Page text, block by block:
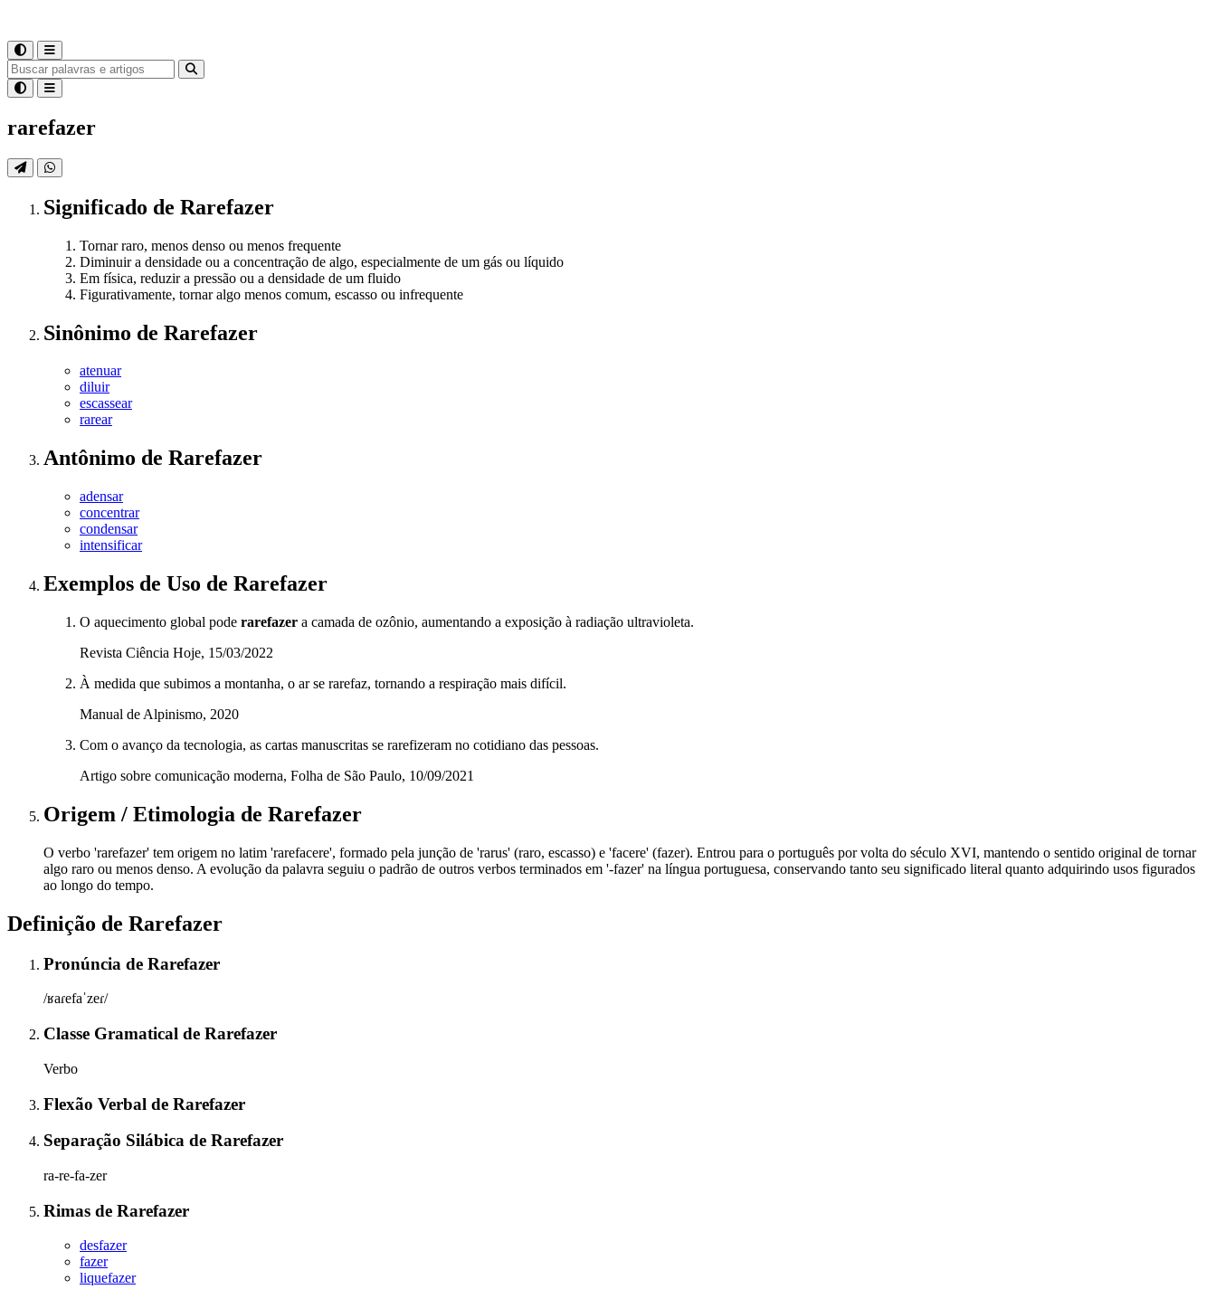
rarefazer
Significado de Rarefazer
Tornar raro, menos denso ou menos frequente
Diminuir a densidade ou a concentração de algo, especialmente de um gás ou líquido
Em física, reduzir a pressão ou a densidade de um fluido
Figurativamente, tornar algo menos comum, escasso ou infrequente
Sinônimo de Rarefazer
atenuar
diluir
escassear
rarear
Antônimo de Rarefazer
adensar
concentrar
condensar
intensificar
Exemplos de Uso de Rarefazer
O aquecimento global pode rarefazer a camada de ozônio, aumentando a exposição à radiação ultravioleta.
Revista Ciência Hoje, 15/03/2022
À medida que subimos a montanha, o ar se rarefaz, tornando a respiração mais difícil.
Manual de Alpinismo, 2020
Com o avanço da tecnologia, as cartas manuscritas se rarefizeram no cotidiano das pessoas.
Artigo sobre comunicação moderna, Folha de São Paulo, 10/09/2021
Origem / Etimologia de Rarefazer
O verbo 'rarefazer' tem origem no latim 'rarefacere', formado pela junção de 'rarus' (raro, escasso) e 'facere' (fazer). Entrou para o português por volta do século XVI, mantendo o sentido original de tornar
algo raro ou menos denso. A evolução da palavra seguiu o padrão de outros verbos terminados em '-fazer' na língua portuguesa, conservando tanto seu significado literal quanto adquirindo usos figurados
ao longo do tempo.
Definição de Rarefazer
Pronúncia de Rarefazer
/ʁaɾefaˈzeɾ/
Classe Gramatical de Rarefazer
Verbo
Flexão Verbal de Rarefazer
Separação Silábica de Rarefazer
ra-re-fa-zer
Rimas de Rarefazer
desfazer
fazer
liquefazer